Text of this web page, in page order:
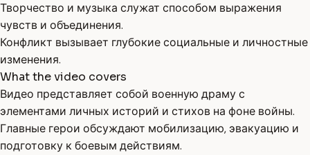
Творчество и музыка служат способом выражения
чувств и объединения.
Конфликт вызывает глубокие социальные и личностные
изменения.
What the video covers
Видео представляет собой военную драму с
элементами личных историй и стихов на фоне войны.
Главные герои обсуждают мобилизацию, эвакуацию и
подготовку к боевым действиям.